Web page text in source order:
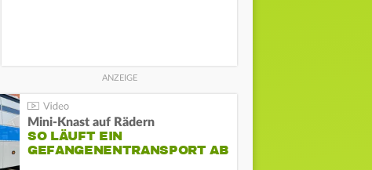
Mini-Knast auf Rädern
SO LÄUFT EIN
GEFANGENENTRANSPORT AB